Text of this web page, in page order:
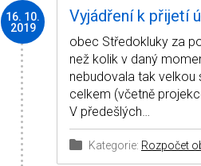
16. 10.
2019
Vyjádření k přijetí
obec Středokluky za
než kolik v daný
nebudovala tak velkou
celkem (včetně
V předešlých…
Kategorie: Rozpočet